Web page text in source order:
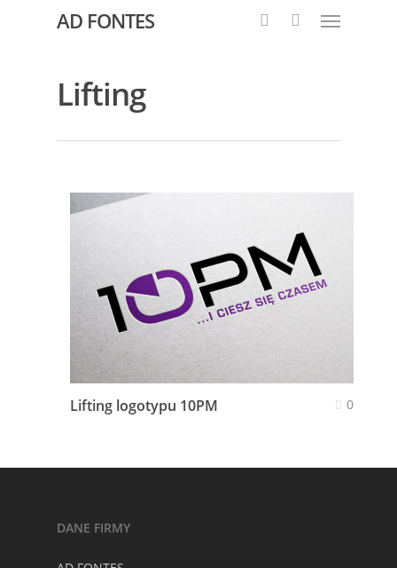
AD FONTES
Lifting
Lifting logotypu 10PM 0
DANE FIRMY